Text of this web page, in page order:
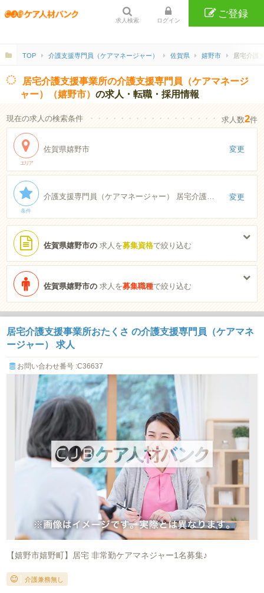
求人検索 ログイン
ご登録
TOP 介護支援専門員（ケアマネージャー） 佐賀県 嬉野市 居宅介護
居宅介護支援事業所の介護支援専門員（ケアマネージ
ャー）（嬉野市）の求人・転職・採用情報
現在の求人の検索条件 ・・・・・・・・・・・・・・・・・・・・・・
求人数2件
エリア
佐賀県嬉野市 変更
条件
介護支援専門員（ケアマネージャー） 居宅介護支援事業所 変更
佐賀県嬉野市の求人を募集資格で絞り込む
佐賀県嬉野市の求人を募集職種で絞り込む
居宅介護支援事業所おたくさ の介護支援専門員（ケアマネ
ージャー） 求人
お問い合わせ番号 :C36637
【嬉野市嬉野町】居宅 非常勤ケアマネジャー1名募集♪
介護兼務無し